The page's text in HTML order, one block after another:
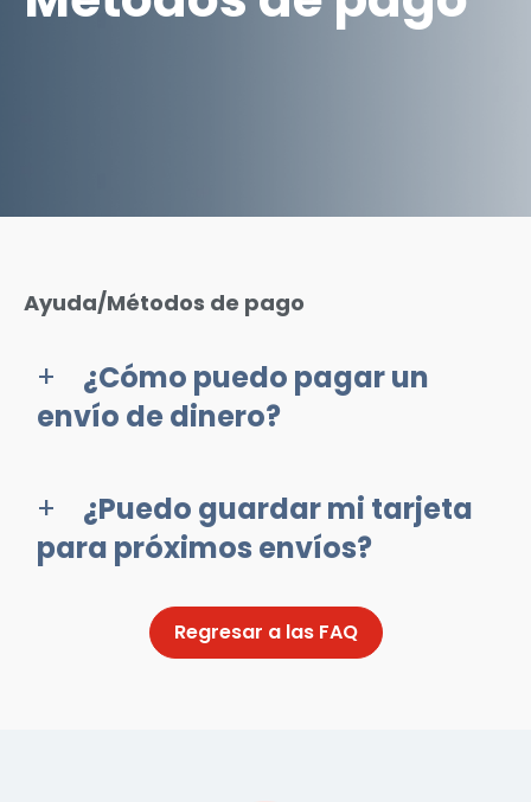
Ayuda/Métodos de pago
¿Cómo puedo pagar un
envío de dinero?
¿Puedo guardar mi tarjeta
para próximos envíos?
Regresar a las FAQ